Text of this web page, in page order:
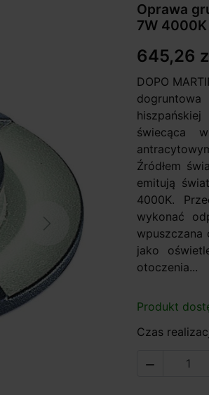
Next
Oprawa
7W
645,26
DOPO
świecąca
Źródłem
emitują
4000K.
wykonać
wpuszczana
jako
otoczenia...
Produkt
Czas
